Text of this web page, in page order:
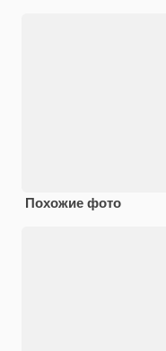
Похожие фото